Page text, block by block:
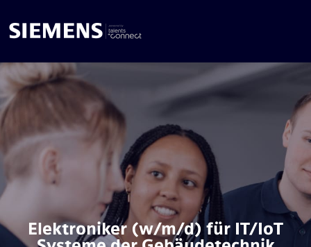
Elektroniker (w/m/d) für IT/IoT